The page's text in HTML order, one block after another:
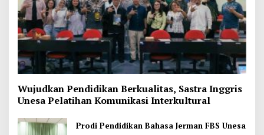
Wujudkan Pendidikan Berkualitas, Sastra Inggris
Unesa Pelatihan Komunikasi Interkultural
Prodi Pendidikan Bahasa Jerman FBS Unesa